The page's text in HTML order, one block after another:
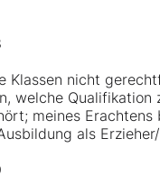
Klassen nicht
welche Qualifikation
meines Erachtens
als